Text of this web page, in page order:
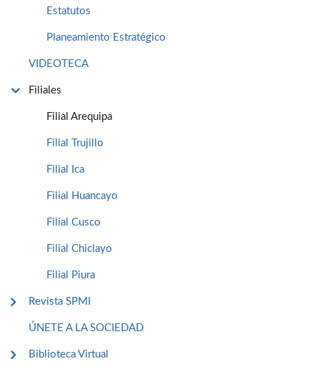
Estatutos
Planeamiento Estratégico
VIDEOTECA
Filiales
Filial Arequipa
Filial Trujillo
Filial Ica
Filial Huancayo
Filial Cusco
Filial Chiclayo
Filial Piura
Revista SPMI
ÚNETE A LA SOCIEDAD
Biblioteca Virtual